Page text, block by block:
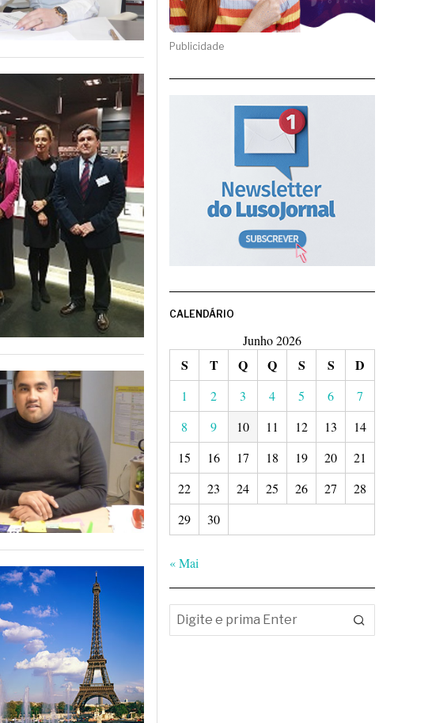
Publicidade
CALENDÁRIO
Junho 2026
S T Q Q S S D
1 2 3 4 5 6
7
8
9 10 11 12 13
14
15
16 17 18 19 20
21
22
23 24 25 26 27
28
29
30
« Mai